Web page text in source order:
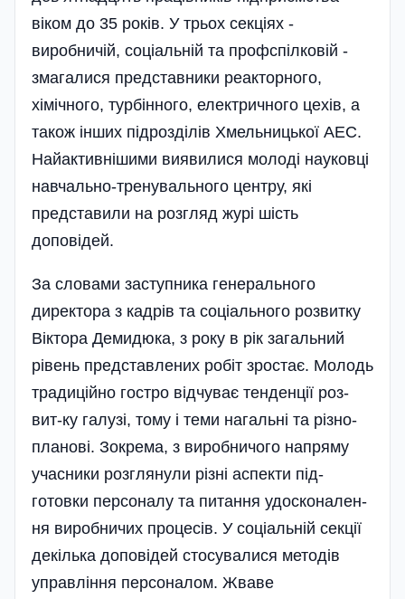
віком до 35 років. У трьох секціях -
виробничій, соці­альній та профспілковій -
змагалися представники реакторного,
хімічного, турбін­ного, електричного цехів, а
також інших підрозділів Хмельницької АЕС.
Найактивнішими виявилися молоді науко­вці
навчально-тренувального цент­ру, які
представили на розгляд журі шість
доповідей.
За словами заступника генера­льного
директора з кадрів та соці­а­ль­ного розвит­ку
Віктора Деми­­дюка, з року в рік зага­ль­ний
рівень представлених робіт зростає. Молодь
традиційно гост­ро від­чу­ває тенден­ції роз­­
вит-ку галузі, тому і теми нага­л­ь­ні та різ­­но­­
пла­нові. Зокрема, з ви­робни­чого напряму
учас­ники роз­­глянули різні аспекти під­
готовки пер­­соналу та пи­тання­ удо­сконален­
ня виро­б­ни­чих процесів. У со­ціальній секції
декілька доповідей стосу­валися методів
управ­ління персо­налом. Жваве